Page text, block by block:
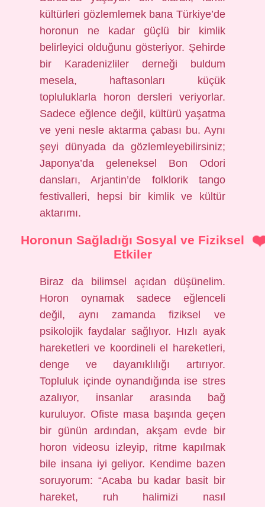
kültürleri gözlemlemek bana Türkiye’de
horonun ne kadar güçlü bir kimlik
belirleyici olduğunu gösteriyor. Şehirde
bir Karadenizliler derneği buldum
mesela, haftasonları küçük
topluluklarla horon dersleri veriyorlar.
Sadece eğlence değil, kültürü yaşatma
ve yeni nesle aktarma çabası bu. Aynı
şeyi dünyada da gözlemleyebilirsiniz;
Japonya’da geleneksel Bon Odori
dansları, Arjantin’de folklorik tango
festivalleri, hepsi bir kimlik ve kültür
aktarımı.
Horonun Sağladığı Sosyal ve Fiziksel
Etkiler
Biraz da bilimsel açıdan düşünelim.
Horon oynamak sadece eğlenceli
değil, aynı zamanda fiziksel ve
psikolojik faydalar sağlıyor. Hızlı ayak
hareketleri ve koordineli el hareketleri,
denge ve dayanıklılığı artırıyor.
Topluluk içinde oynandığında ise stres
azalıyor, insanlar arasında bağ
kuruluyor. Ofiste masa başında geçen
bir günün ardından, akşam evde bir
horon videosu izleyip, ritme kapılmak
bile insana iyi geliyor. Kendime bazen
soruyorum: “Acaba bu kadar basit bir
hareket, ruh halimizi nasıl